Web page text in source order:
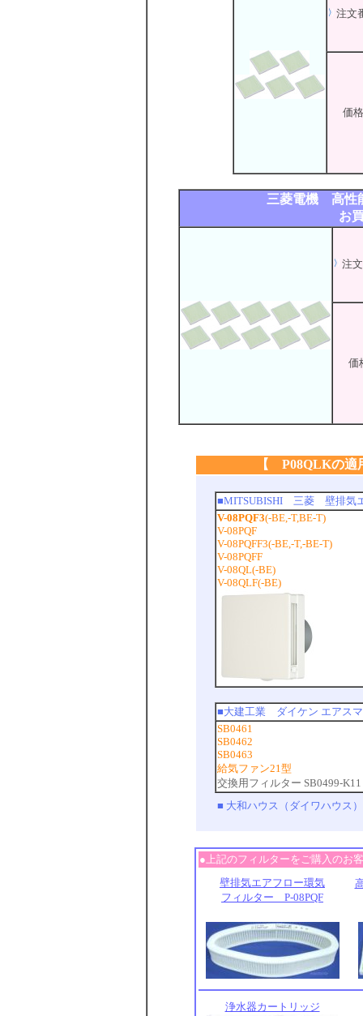
注文
価格
三菱電機 高性
お
注
価
【 P08QLKの適
■MITSUBISHI 三菱 壁排気
V-08PQF3(-BE,-T,BE-T)
V-08PQF
V-08PQFF3(-BE,-T,-BE-T)
V-08PQFF
V-08QL(-BE)
V-08QLF(-BE)
■大建工業 ダイケン エアス
SB0461
SB0462
SB0463
給気ファン21型
交換用フィルター SB0499-K11
■ 大和ハウス（ダイワハウス）
●上記のフィルターをご購入のお
壁排気エアフロー環気
フィルター P-08PQF
浄水器カートリッジ